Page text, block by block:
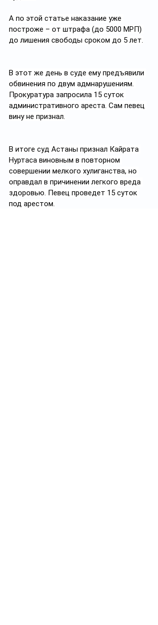
А по этой статье наказание уже
построже – от штрафа (до 5000 МРП)
до лишения свободы сроком до 5 лет.
В этот же день в суде ему предъявили
обвинения по двум адмнарушениям.
Прокуратура запросила 15 суток
административного ареста. Сам певец
вину не признал.
В итоге суд Астаны признал Кайрата
Нуртаса виновным в повторном
совершении мелкого хулиганства, но
оправдал в причинении легкого вреда
здоровью. Певец проведет 15 суток
под арестом.